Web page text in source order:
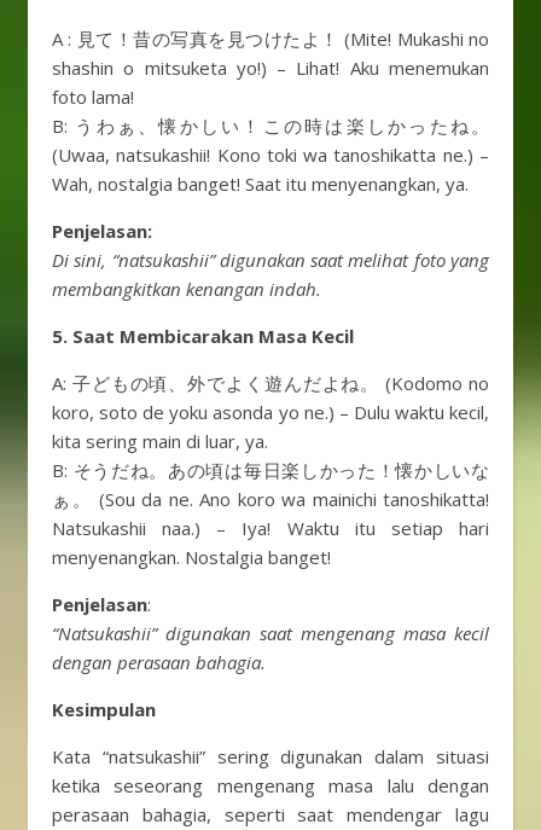
A : 見て！昔の写真を見つけたよ！ (Mite! Mukashi no
shashin o mitsuketa yo!) – Lihat! Aku menemukan
foto lama!
B: うわぁ、懐かしい！この時は楽しかったね。
(Uwaa, natsukashii! Kono toki wa tanoshikatta ne.) –
Wah, nostalgia banget! Saat itu menyenangkan, ya.
Penjelasan:
Di sini, “natsukashii” digunakan saat melihat foto yang
membangkitkan kenangan indah.
5. Saat Membicarakan Masa Kecil
A: 子どもの頃、外でよく遊んだよね。 (Kodomo no
koro, soto de yoku asonda yo ne.) – Dulu waktu kecil,
kita sering main di luar, ya.
B: そうだね。あの頃は毎日楽しかった！懐かしいな
ぁ。 (Sou da ne. Ano koro wa mainichi tanoshikatta!
Natsukashii naa.) – Iya! Waktu itu setiap hari
menyenangkan. Nostalgia banget!
Penjelasan:
“Natsukashii” digunakan saat mengenang masa kecil
dengan perasaan bahagia.
Kesimpulan
Kata “natsukashii” sering digunakan dalam situasi
ketika seseorang mengenang masa lalu dengan
perasaan bahagia, seperti saat mendengar lagu